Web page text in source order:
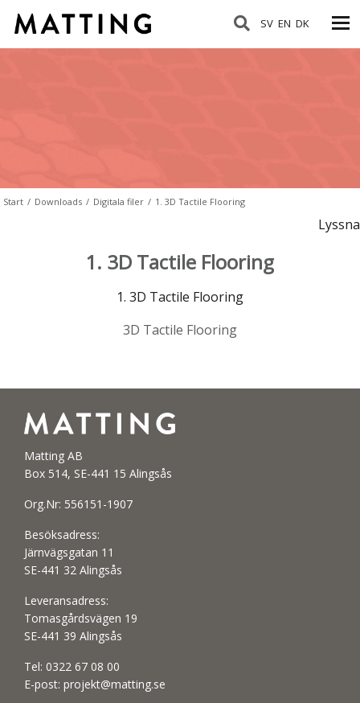
SV EN DK
Start / Downloads / Digitala filer / 1. 3D Tactile Flooring
Lyssna
1. 3D Tactile Flooring
1. 3D Tactile Flooring
3D Tactile Flooring
Matting AB
Box 514, SE-441 15 Alingsås
Org.Nr: 556151-1907
Besöksadress:
Järnvägsgatan 11
SE-441 32 Alingsås
Leveransadress:
Tomasgårdsvägen 19
SE-441 39 Alingsås
Tel: 0322 67 08 00
E-post: projekt@matting.se